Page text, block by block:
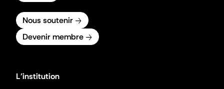
Nous soutenir
Devenir membre
L'institution